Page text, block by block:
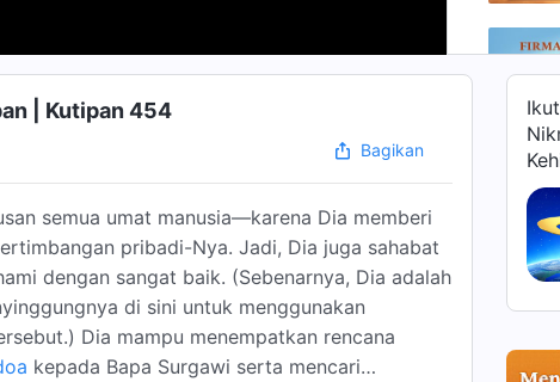
| Kutipan 454
Bagikan
semua umat manusia—karena Dia memberi
pribadi-Nya. Jadi, Dia juga sahabat
dengan sangat baik. (Sebenarnya, Dia adalah
di sini untuk menggunakan
Dia mampu menempatkan rencana
kepada Bapa Surgawi serta mencari